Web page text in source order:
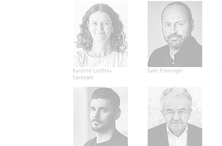
Karoline Liedtke-
Sørensen
Sven Plieninger